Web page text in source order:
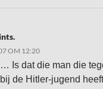
OM 12:20
Is dat die man die
de Hitler-jugend